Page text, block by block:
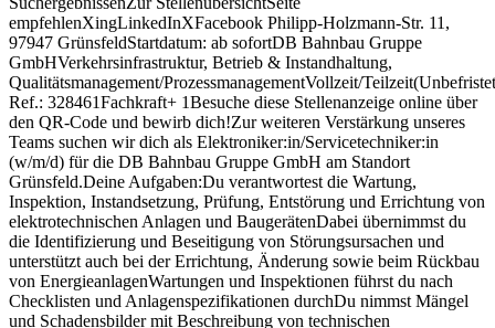
empfehlenXingLinkedInXFacebook Philipp-Holzmann-Str. 11,
97947 GrünsfeldStartdatum: ab sofortDB Bahnbau Gruppe
GmbHVerkehrsinfrastruktur, Betrieb & Instandhaltung,
Qualitätsmanagement/ProzessmanagementVollzeit/
Ref.: 328461Fachkraft+ 1Besuche diese Stellenanzeige online über
den QR-Code und bewirb dich!Zur weiteren Verstärkung unseres
Teams suchen wir dich als Elektroniker:in/Servicetechniker:in
(w/m/d) für die DB Bahnbau Gruppe GmbH am Standort
Grünsfeld.Deine Aufgaben:Du verantwortest die Wartung,
Inspektion, Instandsetzung, Prüfung, Entstörung und Errichtung von
elektrotechnischen Anlagen und BaugerätenDabei übernimmst du
die Identifizierung und Beseitigung von Störungsursachen und
unterstützt auch bei der Errichtung, Änderung sowie beim Rückbau
von EnergieanlagenWartungen und Inspektionen führst du nach
Checklisten und Anlagenspezifikationen durchDu nimmst Mängel
und Schadensbilder mit Beschreibung von technischen